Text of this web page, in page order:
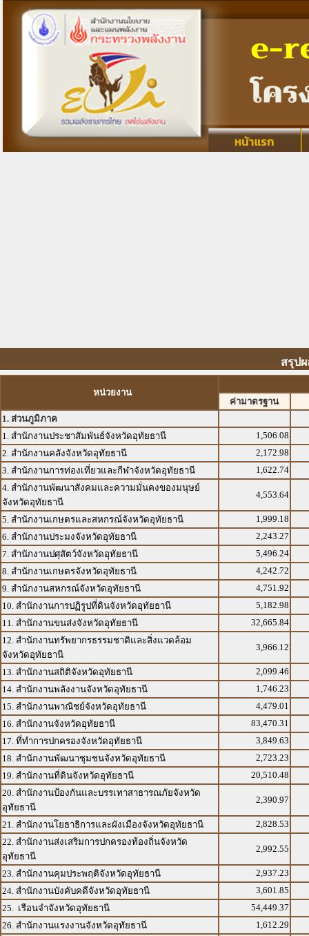
สรุป
หน่วยงาน
ค่ามาตรฐาน
1. ส่วนภูมิภาค
1. สำนักงานประชาสัมพันธ์จังหวัดอุทัยธานี
1,506.08
2. สำนักงานคลังจังหวัดอุทัยธานี
2,172.98
3. สำนักงานการท่องเที่ยวและกีฬาจังหวัดอุทัยธานี
1,622.74
4. สำนักงานพัฒนาสังคมและความมั่นคงของมนุษย์
จังหวัดอุทัยธานี
4,553.64
5. สำนักงานเกษตรและสหกรณ์จังหวัดอุทัยธานี
1,999.18
6. สำนักงานประมงจังหวัดอุทัยธานี
2,243.27
7. สำนักงานปศุสัตว์จังหวัดอุทัยธานี
5,496.24
8. สำนักงานเกษตรจังหวัดอุทัยธานี
4,242.72
9. สำนักงานสหกรณ์จังหวัดอุทัยธานี
4,751.92
10. สำนักงานการปฏิรูปที่ดินจังหวัดอุทัยธานี
5,182.98
11. สำนักงานขนส่งจังหวัดอุทัยธานี
32,665.84
12. สำนักงานทรัพยากรธรรมชาติและสิ่งแวดล้อม
จังหวัดอุทัยธานี
3,966.12
13. สำนักงานสถิติจังหวัดอุทัยธานี
2,099.46
14. สำนักงานพลังงานจังหวัดอุทัยธานี
1,746.23
15. สำนักงานพาณิชย์จังหวัดอุทัยธานี
4,479.01
16. สำนักงานจังหวัดอุทัยธานี
83,470.31
17. ที่ทำการปกครองจังหวัดอุทัยธานี
3,849.63
18. สำนักงานพัฒนาชุมชนจังหวัดอุทัยธานี
2,723.23
19. สำนักงานที่ดินจังหวัดอุทัยธานี
20,510.48
20. สำนักงานป้องกันและบรรเทาสาธารณภัยจังหวัด
อุทัยธานี
2,390.97
21. สำนักงานโยธาธิการและผังเมืองจังหวัดอุทัยธานี
2,828.53
22. สำนักงานส่งเสริมการปกครองท้องถิ่นจังหวัด
อุทัยธานี
2,992.55
23. สำนักงานคุมประพฤติจังหวัดอุทัยธานี
2,937.23
24. สำนักงานบังคับคดีจังหวัดอุทัยธานี
3,601.85
25. เรือนจำจังหวัดอุทัยธานี
54,449.37
26. สำนักงานแรงงานจังหวัดอุทัยธานี
1,612.29